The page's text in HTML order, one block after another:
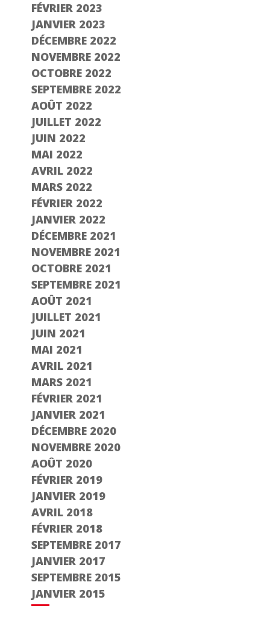
FÉVRIER 2023
JANVIER 2023
DÉCEMBRE 2022
NOVEMBRE 2022
OCTOBRE 2022
SEPTEMBRE 2022
AOÛT 2022
JUILLET 2022
JUIN 2022
MAI 2022
AVRIL 2022
MARS 2022
FÉVRIER 2022
JANVIER 2022
DÉCEMBRE 2021
NOVEMBRE 2021
OCTOBRE 2021
SEPTEMBRE 2021
AOÛT 2021
JUILLET 2021
JUIN 2021
MAI 2021
AVRIL 2021
MARS 2021
FÉVRIER 2021
JANVIER 2021
DÉCEMBRE 2020
NOVEMBRE 2020
AOÛT 2020
FÉVRIER 2019
JANVIER 2019
AVRIL 2018
FÉVRIER 2018
SEPTEMBRE 2017
JANVIER 2017
SEPTEMBRE 2015
JANVIER 2015